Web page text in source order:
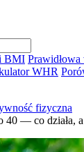
BMI Prawidłowa
WHR
fizyczna
40 — co działa,